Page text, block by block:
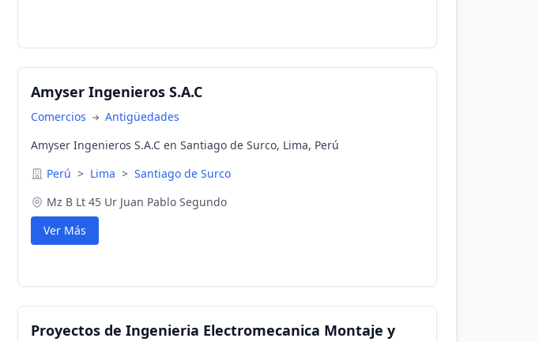
Amyser Ingenieros S.A.C
Comercios
Antigüedades
Amyser Ingenieros S.A.C en Santiago de Surco, Lima, Perú
Perú > Lima > Santiago de Surco
Mz B Lt 45 Ur Juan Pablo Segundo
Ver Más
Proyectos de Ingenieria Electromecanica Montaje y